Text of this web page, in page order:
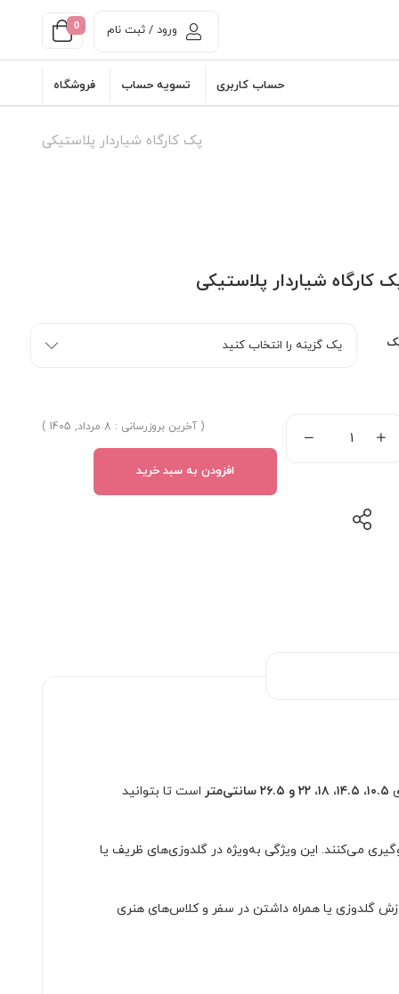
0 ورود / ثبت نام
حساب کاربری تسویه حساب فروشگاه
پک کارگاه شیاردار پلاستیکی
کارگاه شیاردار پلاستیکی
( آخرین بروزرسانی : 8 مرداد, 1405 )
افزودن به سبد خرید
۱۰.۵، ۱۴.۵، ۱۸، ۲۲ و ۲۶.۵ سانتی‌متر
است تا بتوانید
می‌کنند. این ویژگی به‌ویژه در گلدوزی‌های ظریف یا
گلدوزی یا همراه داشتن در سفر و کلاس‌های هنری